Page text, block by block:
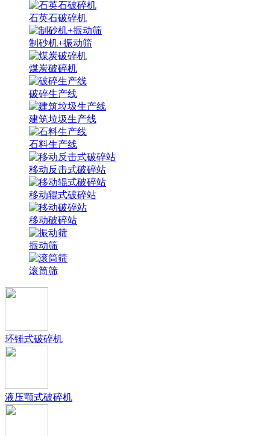
石英石破碎机
制砂机+振动筛
煤炭破碎机
破碎生产线
建筑垃圾生产线
石料生产线
移动反击式破碎站
移动辊式破碎站
移动破碎站
振动筛
滚筒筛
环锤式破碎机
液压颚式破碎机